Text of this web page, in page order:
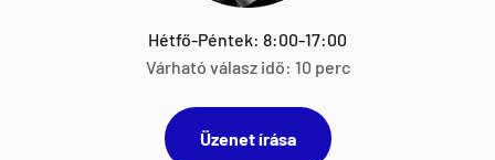
Hétfő-Péntek: 8:00-17:00
Várható válasz idő: 10 perc
Üzenet írása